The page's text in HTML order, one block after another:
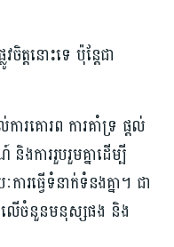
ត​នោះទេ ប៉ុន្តែ​ជា​
រគោរព ការ​គាំទ្រ ផ្តល់​
ការ​រួបរួម​គ្នា​ដើម្បី​
ធ្វើទំនាក់ទំនងគ្នា។ ជា
ៅ​លើ​ចំនួន​មនុស្ស​ផង និង​